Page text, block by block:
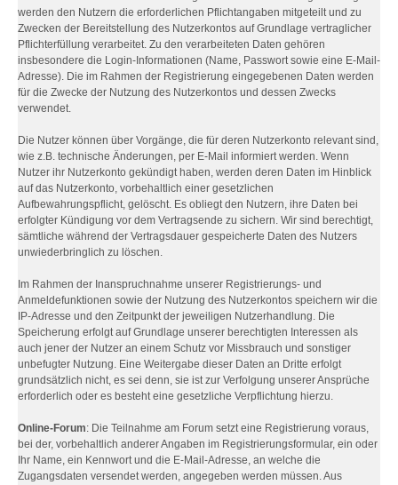
werden den Nutzern die erforderlichen Pflichtangaben mitgeteilt und zu
Zwecken der Bereitstellung des Nutzerkontos auf Grundlage vertraglicher
Pflichterfüllung verarbeitet. Zu den verarbeiteten Daten gehören
insbesondere die Login-Informationen (Name, Passwort sowie eine E-Mail-
Adresse). Die im Rahmen der Registrierung eingegebenen Daten werden
für die Zwecke der Nutzung des Nutzerkontos und dessen Zwecks
verwendet.
Die Nutzer können über Vorgänge, die für deren Nutzerkonto relevant sind,
wie z.B. technische Änderungen, per E-Mail informiert werden. Wenn
Nutzer ihr Nutzerkonto gekündigt haben, werden deren Daten im Hinblick
auf das Nutzerkonto, vorbehaltlich einer gesetzlichen
Aufbewahrungspflicht, gelöscht. Es obliegt den Nutzern, ihre Daten bei
erfolgter Kündigung vor dem Vertragsende zu sichern. Wir sind berechtigt,
sämtliche während der Vertragsdauer gespeicherte Daten des Nutzers
unwiederbringlich zu löschen.
Im Rahmen der Inanspruchnahme unserer Registrierungs- und
Anmeldefunktionen sowie der Nutzung des Nutzerkontos speichern wir die
IP-Adresse und den Zeitpunkt der jeweiligen Nutzerhandlung. Die
Speicherung erfolgt auf Grundlage unserer berechtigten Interessen als
auch jener der Nutzer an einem Schutz vor Missbrauch und sonstiger
unbefugter Nutzung. Eine Weitergabe dieser Daten an Dritte erfolgt
grundsätzlich nicht, es sei denn, sie ist zur Verfolgung unserer Ansprüche
erforderlich oder es besteht eine gesetzliche Verpflichtung hierzu.
Online-Forum: Die Teilnahme am Forum setzt eine Registrierung voraus,
bei der, vorbehaltlich anderer Angaben im Registrierungsformular, ein oder
Ihr Name, ein Kennwort und die E-Mail-Adresse, an welche die
Zugangsdaten versendet werden, angegeben werden müssen. Aus